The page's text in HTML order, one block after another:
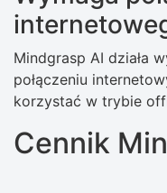
Mindgrasp AI działa
połączeniu
korzystać w trybie
Cennik